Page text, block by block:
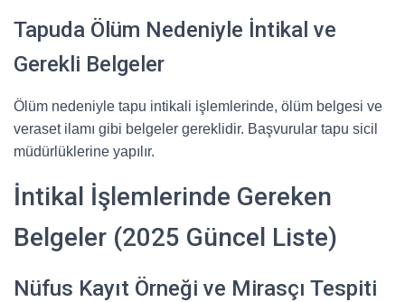
Tapuda Ölüm Nedeniyle İntikal ve
Gerekli Belgeler
Ölüm nedeniyle tapu intikali işlemlerinde, ölüm belgesi ve
veraset ilamı gibi belgeler gereklidir. Başvurular tapu sicil
müdürlüklerine yapılır.
İntikal İşlemlerinde Gereken
Belgeler (2025 Güncel Liste)
Nüfus Kayıt Örneği ve Mirasçı Tespiti